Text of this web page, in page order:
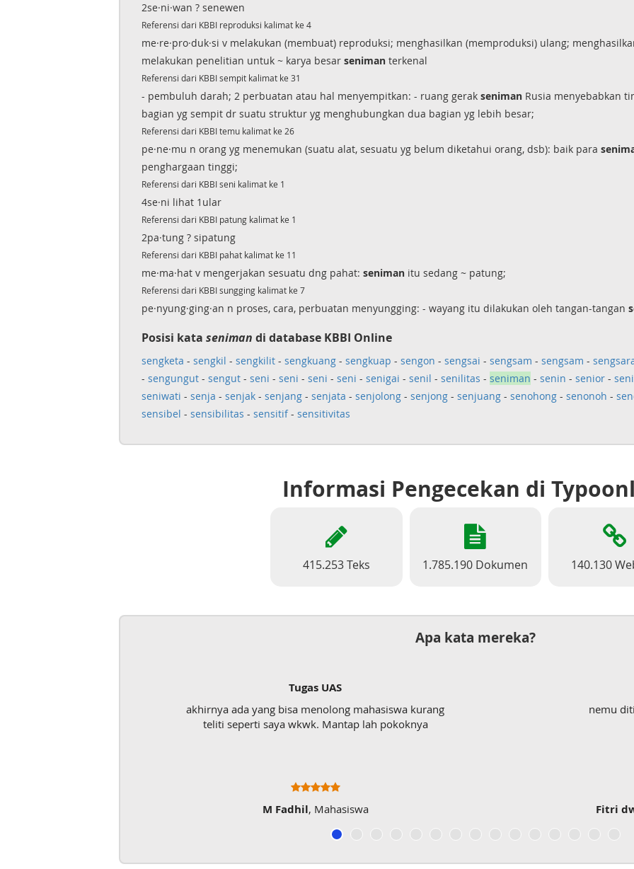
2se·ni·wan ? senewen
Referensi dari KBBI reproduksi kalimat ke 4
me·re·pro·duk·si v melakukan (membuat) reproduksi; menghasilkan (memproduksi) ulang;
melakukan penelitian untuk ~ karya besar senimanterkenal
Referensi dari KBBI sempit kalimat ke 31
- pembuluh darah; 2 perbuatan atau hal menyempitkan: - ruang gerak senimanRusia menyebabkan
bagian yg sempit dr suatu struktur yg menghubungkan dua bagian yg lebih besar;
Referensi dari KBBI temu kalimat ke 26
pe·ne·mu n orang yg menemukan (suatu alat, sesuatu yg belum diketahui orang, dsb): baik para
penghargaan tinggi;
Referensi dari KBBI seni kalimat ke 1
4se·ni lihat 1ular
Referensi dari KBBI patung kalimat ke 1
2pa·tung ? sipatung
Referensi dari KBBI pahat kalimat ke 11
me·ma·hat v mengerjakan sesuatu dng pahat: senimanitu sedang ~ patung;
Referensi dari KBBI sungging kalimat ke 7
pe·nyung·ging·an n proses, cara, perbuatan menyungging: - wayang itu dilakukan oleh tangan-tangan
Posisi kata seniman di database KBBI Online
sengketa - sengkil - sengkilit- sengkuang- sengkuap - sengon - sengsai - sengsam - sengsam -
- sengungut- sengut- seni - seni - seni - seni - senigai - senil - senilitas - seniman - senin - senior-
seniwati - senja - senjak- senjang- senjata - senjolong- senjong- senjuang- senohong- senonoh -
sensibel - sensibilitas - sensitif- sensitivitas
Informasi Pengecekan di
415.253 Teks 1.785.190 Dokumen 140.130
Apa kata mereka?
Tugas UAS
akhirnya ada yang bisa menolong mahasiswa kurang
teliti seperti saya wkwk. Mantap lah pokoknya
, Mahasiswa
nemu ditiktokk,
Fitri dwi Antari,